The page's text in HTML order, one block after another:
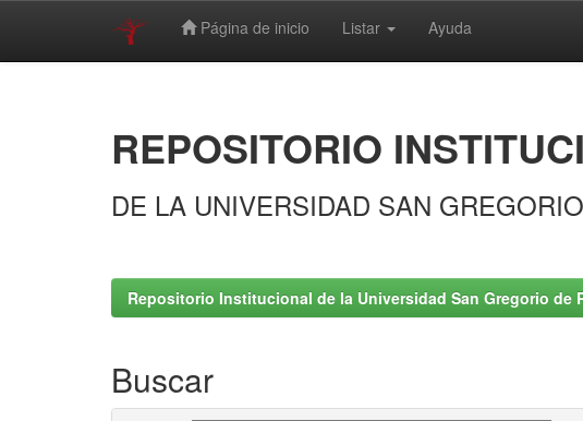
Página de inicio Listar Ayuda
REPOSITORIO
DE LA UNIVERSIDAD SAN
Repositorio Institucional de la Universidad San Gregorio de
Buscar